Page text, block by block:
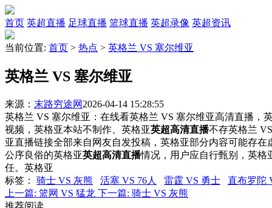
首页 英超直播 足球直播 篮球直播 英超录像 英超资讯
当前位置: 首页 > 热点 > 英格兰 VS 塞尔维亚
英格兰 VS 塞尔维亚
来源： 末路穷途网 2026-04-14 15:28:55
英格兰 VS 塞尔维亚：在线看英格兰 VS 塞尔维亚高清直播，
视频，英格亚本站不制作、英格亚英超高清直播不存英格兰
亚直播链接全部来自网友自发投稿，英格亚部分内容可能存
公序良俗的英格亚英超高清直播情况，用户应自行甄别，英格
任。英格亚
标签 ： 骑士 VS 灰熊 活塞 VS 76人 雷霆 VS 勇士
直布罗陀
上一篇: 篮网 VS 猛龙 下一篇: 骑士 VS 灰熊
推荐阅读